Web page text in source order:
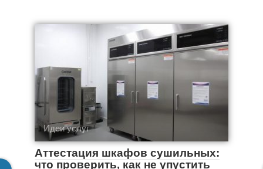
Идеи услуг
Аттестация шкафов сушильных:
что проверить, как не упустить